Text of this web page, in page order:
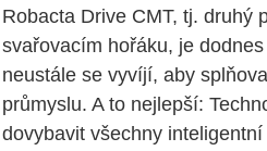
Robacta Drive CMT, tj. druhý
svařovacím hořáku, je
neustále se vyvíjí, aby
průmyslu. A to nejlepší:
dovybavit všechny